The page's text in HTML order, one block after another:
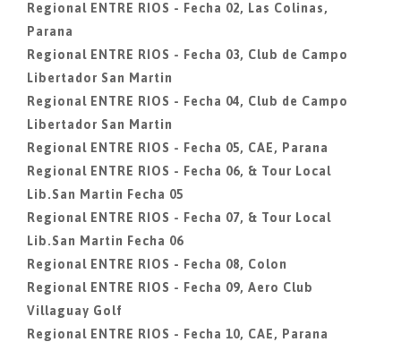
Regional ENTRE RIOS - Fecha 02, Las Colinas,
Parana
Regional ENTRE RIOS - Fecha 03, Club de Campo
Libertador San Martin
Regional ENTRE RIOS - Fecha 04, Club de Campo
Libertador San Martin
Regional ENTRE RIOS - Fecha 05, CAE, Parana
Regional ENTRE RIOS - Fecha 06, & Tour Local
Lib.San Martin Fecha 05
Regional ENTRE RIOS - Fecha 07, & Tour Local
Lib.San Martin Fecha 06
Regional ENTRE RIOS - Fecha 08, Colon
Regional ENTRE RIOS - Fecha 09, Aero Club
Villaguay Golf
Regional ENTRE RIOS - Fecha 10, CAE, Parana